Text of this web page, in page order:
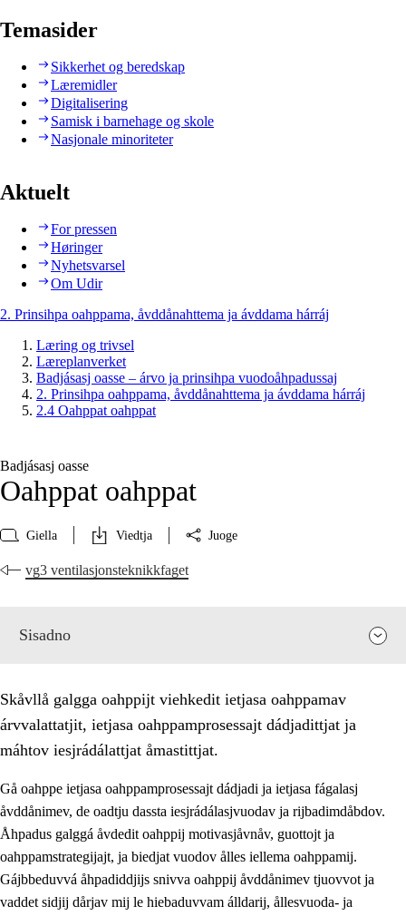
Temasider
Sikkerhet og beredskap
Læremidler
Digitalisering
Samisk i barnehage og skole
Nasjonale minoriteter
Aktuelt
For pressen
Høringer
Nyhetsvarsel
Om Udir
2. Prinsihpa oahppama, åvddånahttema ja ávddama hárráj
Læring og trivsel
Læreplanverket
Badjásasj oasse – árvo ja prinsihpa vuodoåhpadussaj
2. Prinsihpa oahppama, åvddånahttema ja ávddama hárráj
2.4 Oahppat oahppat
Badjásasj oasse
Oahppat oahppat
Giella Viedtja Juoge
vg3 ventilasjonsteknikkfaget
Sisadno
Skåvllå galgga oahppijt viehkedit ietjasa oahppamav
árvvalattatjit, ietjasa oahppamprosessajt dádjadittjat ja
máhtov iesjrádálattjat åmastittjat.
Gå oahppe ietjasa oahppamprosessajt dádjadi ja ietjasa fágalasj
åvddånimev, de oadtju dassta iesjrádálasjvuodav ja rijbadimdåbdov.
Åhpadus galggá åvdedit oahppij motivasjåvnåv, guottojt ja
oahppamstrategijajt, ja biedjat vuodov ålles iellema oahppamij.
Gájbbeduvvá åhpadiddjijs snivva oahppij åvddånimev tjuovvot ja
vaddet sidjij dårjav mij le hiebaduvvam álldarij, ållesvuoda- ja